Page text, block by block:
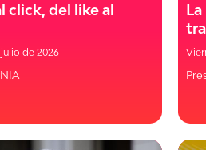
click, del like al
de 2026